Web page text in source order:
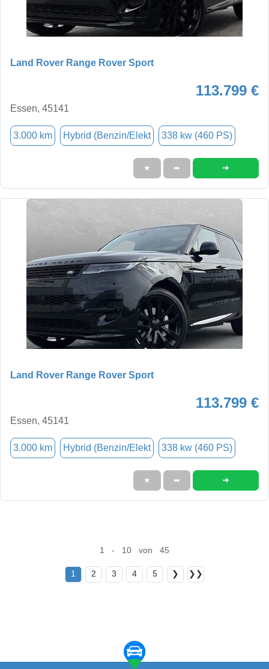
Land Rover Range Rover Sport
113.799 €
Essen, 45141
3.000 km Hybrid (Benzin/Elekt 338 kw (460 PS)
★ ➦ ➜
Land Rover Range Rover Sport
113.799 €
Essen, 45141
3.000 km Hybrid (Benzin/Elekt 338 kw (460 PS)
★ ➦ ➜
1 - 10 von 45
1 2 3 4 5 ❯ ❯❯